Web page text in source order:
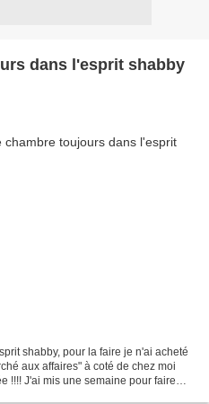
dans l'esprit shabby
shabby, pour la faire je n'ai acheté
aux affaires" à coté de chez moi
!!!! J'ai mis une semaine pour faire